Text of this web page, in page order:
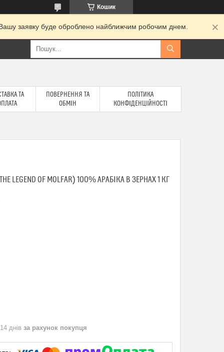
Кошик
заявку буде оброблено найближчим робочим днем.
ТА
ПОВЕРНЕННЯ ТА
ОБМІН
ПОЛІТИКА
КОНФІДЕНЦІЙНОСТІ
LEGEND OF MOLFAR) 100% АРАБІКА В ЗЕРНАХ 1 КГ
днів за рахунок покупця